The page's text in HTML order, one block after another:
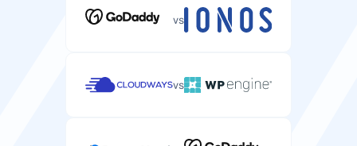
vs
vs